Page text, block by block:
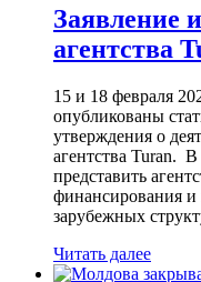
Заявление
агентства
15 и 18 февраля
опубликованы
утверждения о
агентства Turan. В
представить
финансирования
зарубежных
Читать далее